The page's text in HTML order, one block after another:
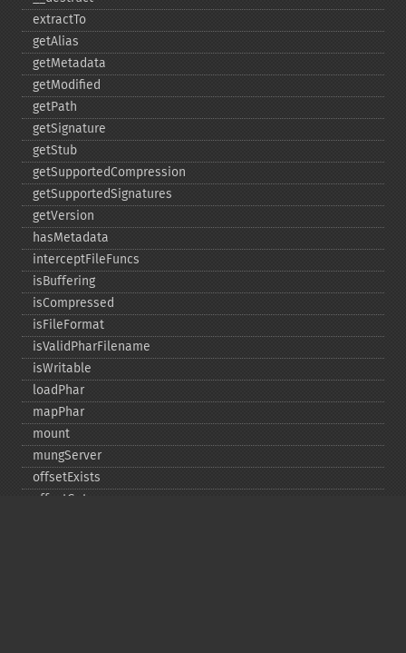
extractTo
getAlias
getMetadata
getModified
getPath
getSignature
getStub
getSupportedCompression
getSupportedSignatures
getVersion
hasMetadata
interceptFileFuncs
isBuffering
isCompressed
isFileFormat
isValidPharFilename
isWritable
loadPhar
mapPhar
mount
mungServer
offsetExists
offsetGet